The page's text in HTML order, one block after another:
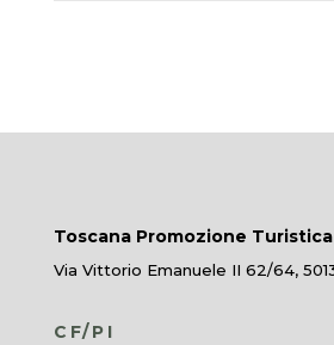
Toscana Promozione Turistica
Via Vittorio Emanuele II 62/64,
CF/PI